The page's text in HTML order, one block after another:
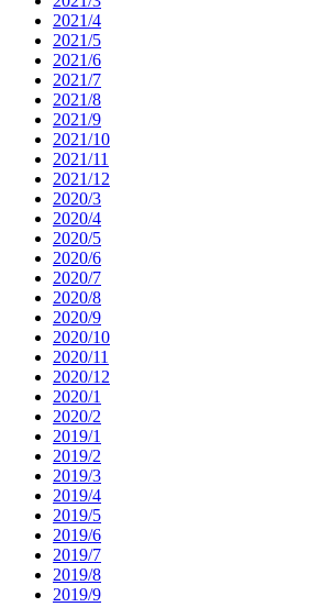
2021/4
2021/5
2021/6
2021/7
2021/8
2021/9
2021/10
2021/11
2021/12
2020/3
2020/4
2020/5
2020/6
2020/7
2020/8
2020/9
2020/10
2020/11
2020/12
2020/1
2020/2
2019/1
2019/2
2019/3
2019/4
2019/5
2019/6
2019/7
2019/8
2019/9